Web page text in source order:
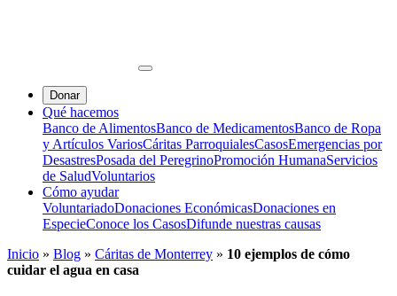
Donar
Qué hacemos
Banco de AlimentosBanco de MedicamentosBanco de Ropa
y Artículos VariosCáritas ParroquialesCasosEmergencias por
DesastresPosada del PeregrinoPromoción HumanaServicios
de SaludVoluntarios
Cómo ayudar
VoluntariadoDonaciones EconómicasDonaciones en
EspecieConoce los CasosDifunde nuestras causas
Inicio » Blog » Cáritas de Monterrey » 10 ejemplos de cómo
cuidar el agua en casa